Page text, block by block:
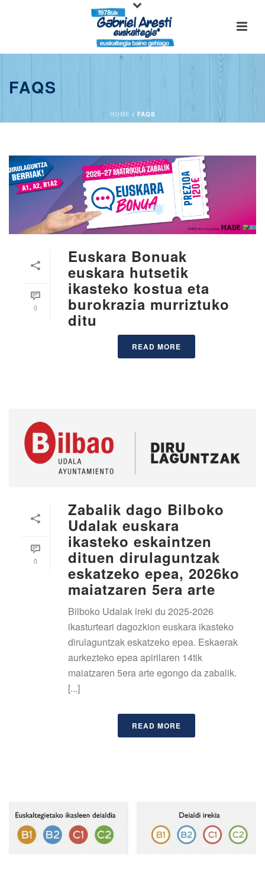
FAQS
HOME / FAQS
0
Euskara Bonuak
euskara hutsetik
ikasteko kostua eta
burokrazia murriztuko
ditu
READ MORE
0
Zabalik dago Bilboko
Udalak euskara
ikasteko eskaintzen
dituen dirulaguntzak
eskatzeko epea, 2026ko
maiatzaren 5era arte
Bilboko Udalak ireki du 2025-2026
ikasturteari dagozkion euskara ikasteko
dirulaguntzak eskatzeko epea. Eskaerak
aurkezteko epea apirilaren 14tik
maiatzaren 5era arte egongo da zabalik.
[...]
READ MORE